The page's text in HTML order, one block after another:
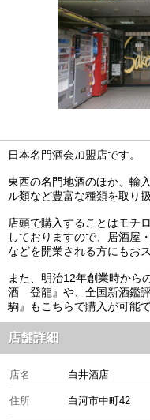
日本名門酒会加盟店です。
東西の名門地酒のほか、輸
ル類など豊富な種類を取り
店頭で購入することはモチ
しておりますので、居酒屋
などを開業される方にもお
また、明治12年創業時から
酒 登龍』や、全国新酒鑑
駒』もこちらで購入が可能で
店舗詳細
店名 白井酒店
住所 白河市中町42